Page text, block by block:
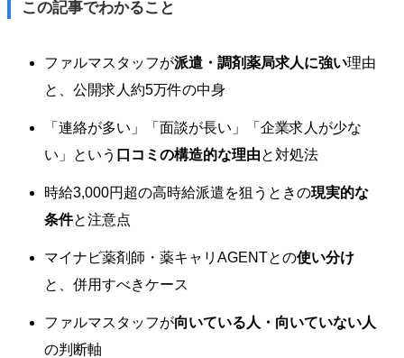
この記事でわかること
ファルマスタッフが派遣・調剤薬局求人に強い理由
と、公開求人約5万件の中身
「連絡が多い」「面談が長い」「企業求人が少な
い」という 口コミの構造的な理由と対処法
時給3,000円超の高時給派遣を狙うときの現実的な
条件と注意点
マイナビ薬剤師・薬キャリAGENTとの使い分け
と、併用すべきケース
ファルマスタッフが向いている人・向いていない人
の判断軸